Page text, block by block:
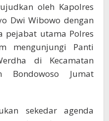
oleh Kapolres
Dwi Wibowo dengan
pejabat utama Polres
mengunjungi Panti
di Kecamatan
Bondowoso Jumat
sekedar agenda